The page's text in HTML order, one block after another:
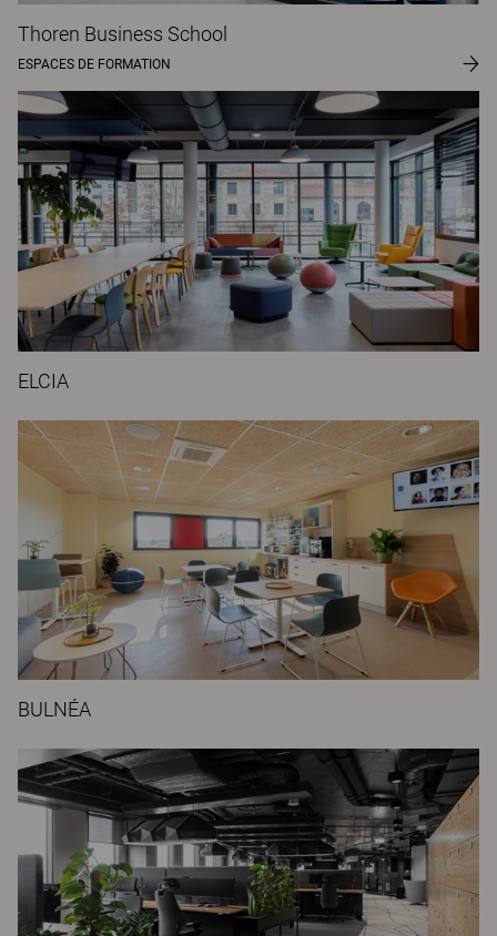
Thoren Business School
ESPACES DE FORMATION
ELCIA
BULNÉA